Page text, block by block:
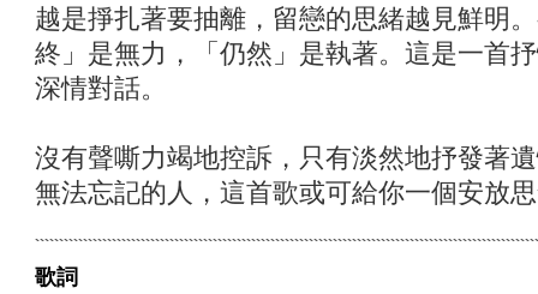
越是掙扎著要抽離，留戀的思緒越見鮮明
終」是無力，「仍然」是執著。這是一首
深情對話。
沒有聲嘶力竭地控訴，只有淡然地抒發著
無法忘記的人，這首歌或可給你一個安放
歌詞